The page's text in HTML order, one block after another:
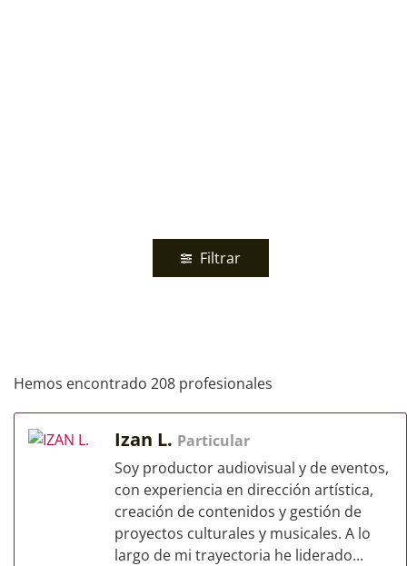
Filtrar
Hemos encontrado 208 profesionales
Izan L. Particular
Soy productor audiovisual y de eventos,
con experiencia en dirección artística,
creación de contenidos y gestión de
proyectos culturales y musicales. A lo
largo de mi trayectoria he liderado...